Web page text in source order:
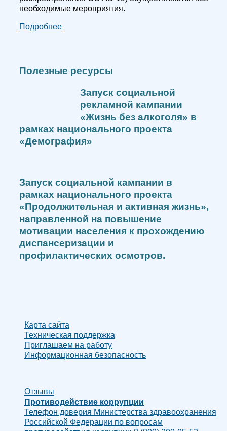
необходимые мероприятия.
Подробнее
Полезные ресурсы
Запуск социальной
рекламной кампании
«Жизнь без алкоголя» в
рамках национального проекта
«Демография»
Запуск социальной кампании в
рамках национального проекта
«Продолжительная и активная жизнь»,
направленной на повышение
мотивации населения к прохождению
диспансеризации и
профилактических осмотров.
Карта сайта
Техническая поддержка
Приглашаем на работу
Информационная безопасность
Отзывы
Противодействие коррупции
Телефон доверия Министерства здравоохранения
Российской Федерации по вопросам